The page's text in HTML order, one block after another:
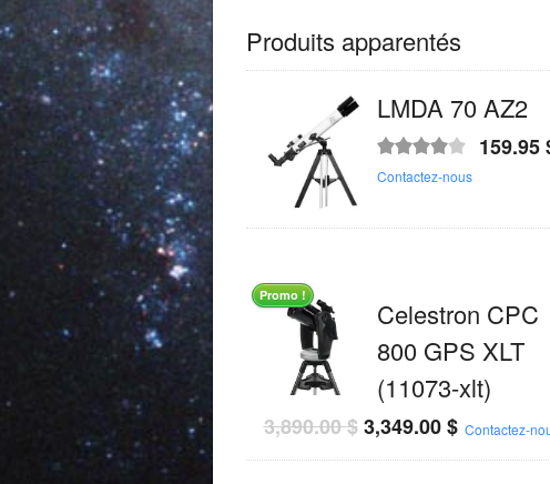
Produits apparentés
LMDA 70 AZ2
sur 5
159.95
Contactez-nous
Promo !
Celestron CPC
800 GPS XLT
(11073-xlt)
3,890.00$ 3,349.00$ Contactez-